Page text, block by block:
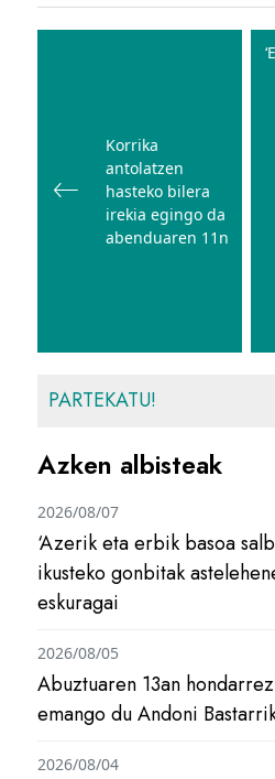
Bidalketetan
Korrika
antolatzen
hasteko bilera
irekia egingo da
abenduaren 11n
PARTEKATU!
Azken albisteak
‘Azerik eta erbik basoa
ikusteko gonbitak
eskuragai
2026/08/07
Abuztuaren 13an
emango du Andoni
2026/08/05
2026/08/04